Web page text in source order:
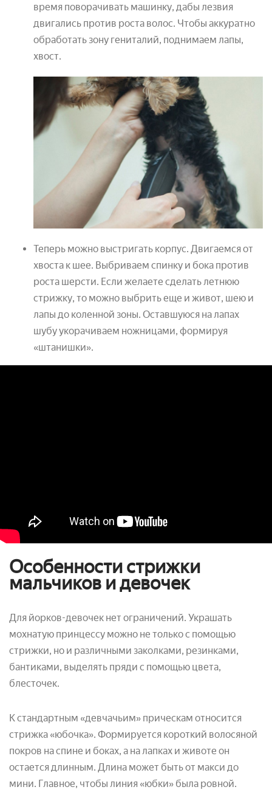
время поворачивать машинку, дабы лезвия
двигались против роста волос. Чтобы аккуратно
обработать зону гениталий, поднимаем лапы,
хвост.
Теперь можно выстригать корпус. Двигаемся от
хвоста к шее. Выбриваем спинку и бока против
роста шерсти. Если желаете сделать летнюю
стрижку, то можно выбрить еще и живот, шею и
лапы до коленной зоны. Оставшуюся на лапах
шубу укорачиваем ножницами, формируя
«штанишки».
Особенности стрижки
мальчиков и девочек
Для йорков-девочек нет ограничений. Украшать
мохнатую принцессу можно не только с помощью
стрижки, но и различными заколками, резинками,
бантиками, выделять пряди с помощью цвета,
блесточек.
К стандартным «девчачьим» прическам относится
стрижка «юбочка». Формируется короткий волосяной
покров на спине и боках, а на лапках и животе он
остается длинным. Длина может быть от макси до
мини. Главное, чтобы линия «юбки» была ровной.